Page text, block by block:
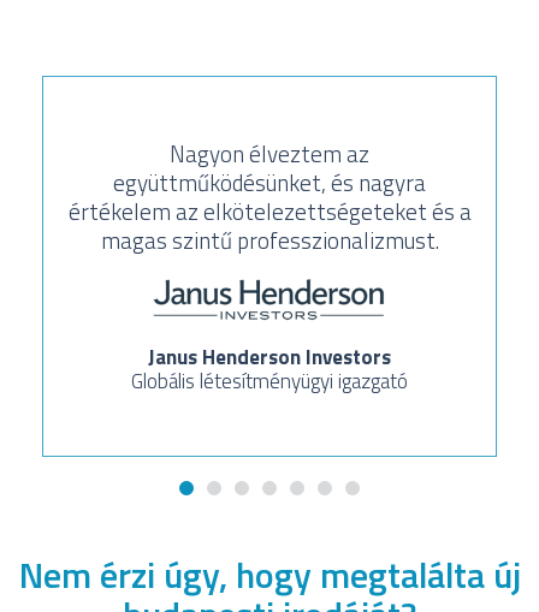
Nagyon élveztem az
együttműködésünket, és nagyra
értékelem az elkötelezettségeteket és a
magas szintű professzionalizmust.
Janus Henderson Investors
Globális létesítményügyi igazgató
Nem érzi úgy, hogy megtalálta új